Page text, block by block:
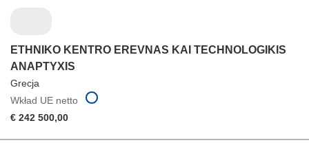
ETHNIKO KENTRO EREVNAS KAI TECHNOLOGIKIS
ANAPTYXIS
Grecja
Wkład UE netto
€ 242 500,00